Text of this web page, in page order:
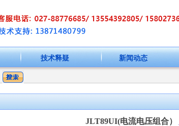
技术释疑 新闻动态
JLT89UI(电流电压组合）